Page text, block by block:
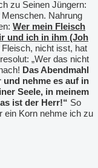
zu Seinen Jüngern:
Menschen. Nahrung
Wer mein Fleisch
und ich in ihm (Joh
nicht isst, hat
„Wer das nicht
Das Abendmahl
nehme es auf in
Seele, in meinem
ist der Herr!“ So
ein Korn nehme ich zu